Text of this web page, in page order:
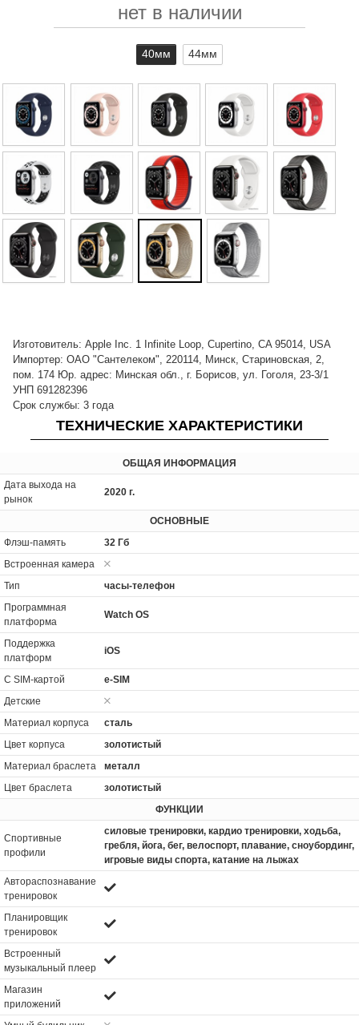
нет в наличии
40мм 44мм
Изготовитель: Apple Inc. 1 Infinite Loop, Cupertino, CA 95014, USA
Импортер: ОАО "Сантелеком", 220114, Минск, Стариновская, 2,
пом. 174 Юр. адрес: Минская обл., г. Борисов, ул. Гоголя, 23-3/1
УНП 691282396
Срок службы: 3 года
ТЕХНИЧЕСКИЕ ХАРАКТЕРИСТИКИ
ОБЩАЯ ИНФОРМАЦИЯ
Дата выхода на
рынок
2020 г.
ОСНОВНЫЕ
Флэш-память
32 Гб
Встроенная камера
Тип
часы-телефон
Программная
платформа
Watch OS
Поддержка
платформ
iOS
С SIM-картой
e-SIM
Детские
Материал корпуса
сталь
Цвет корпуса
золотистый
Материал браслета
металл
Цвет браслета
золотистый
ФУНКЦИИ
Спортивные
профили
силовые тренировки, кардио тренировки, xодьба,
гребля, йога, бег, велоспорт, плавание, сноубординг,
игровые виды спорта, катание на лыжах
Автораспознавание
тренировок
Планировщик
тренировок
Встроенный
музыкальный плеер
Магазин
приложений